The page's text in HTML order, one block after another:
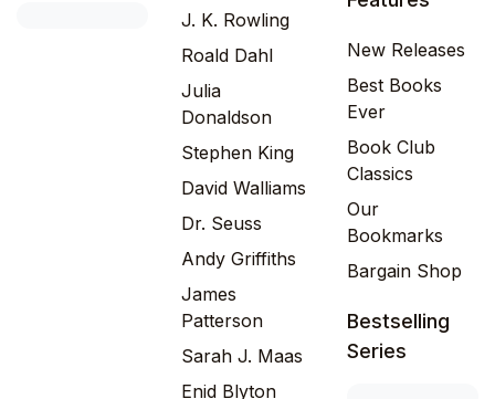
J. K. Rowling
Roald Dahl
Julia
Donaldson
Stephen King
David Walliams
Dr. Seuss
Andy Griffiths
James
Patterson
Sarah J. Maas
Enid Blyton
New Releases
Best Books
Ever
Book Club
Classics
Our
Bookmarks
Bargain Shop
Bestselling
Series